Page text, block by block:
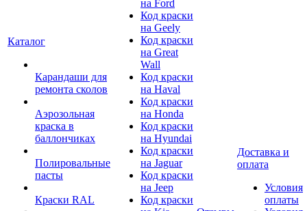
Каталог
Карандаши для
ремонта сколов
Аэрозольная
краска в
баллончиках
Полировальные
пасты
Краски RAL
на Ford
Код краски
на Geely
Код краски
на Great
Wall
Код краски
на Haval
Код краски
на Honda
Код краски
на Hyundai
Код краски
на Jaguar
Код краски
на Jeep
Код краски
Доставка и
оплата
Условия
оплаты